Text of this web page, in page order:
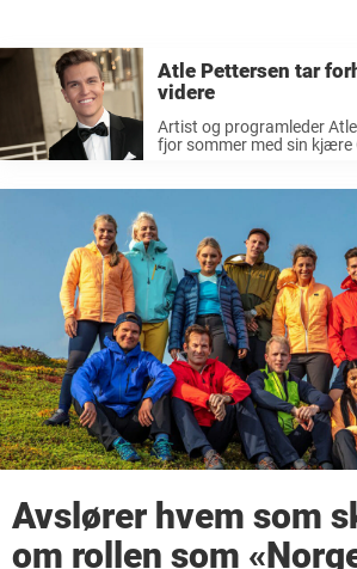
Atle Pettersen tar
videre
Artist og programleder
fjor sommer med sin kjære
Avslører hvem som
om rollen som